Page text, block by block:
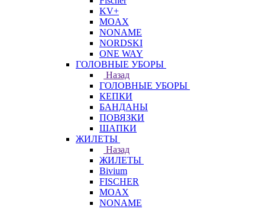
KV+
MOAX
NONAME
NORDSKI
ONE WAY
ГОЛОВНЫЕ УБОРЫ
Назад
ГОЛОВНЫЕ УБОРЫ
КЕПКИ
БАНДАНЫ
ПОВЯЗКИ
ШАПКИ
ЖИЛЕТЫ
Назад
ЖИЛЕТЫ
Bivium
FISCHER
MOAX
NONAME